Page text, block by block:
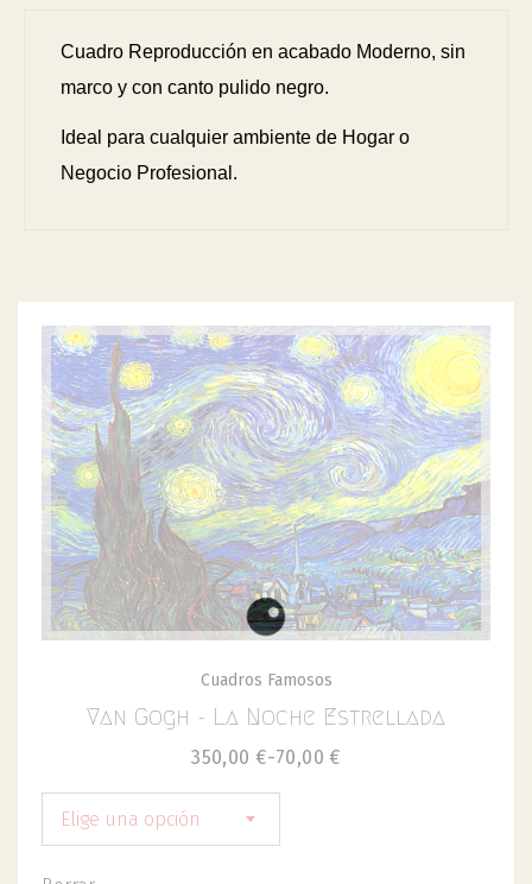
Cuadro Reproducción en acabado Moderno, sin
marco y con canto pulido negro.
Ideal para cualquier ambiente de Hogar o
Negocio Profesional.
Cuadros Famosos
Van Gogh - La Noche Estrellada
70,00 €
-
350,00 €
Elige una opción